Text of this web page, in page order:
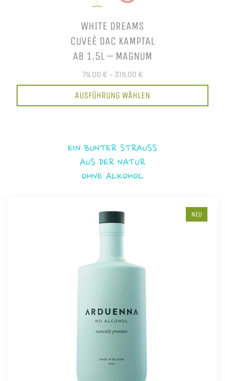
WHITE DREAMS
CUVEÈ DAC KAMPTAL
AB 1.5L – MAGNUM
79,00 € – 319,00 €
AUSFÜHRUNG WÄHLEN
EIN BUNTER STRAUSS
AUS DER NATUR
OHNE ALKOHOL
NEU